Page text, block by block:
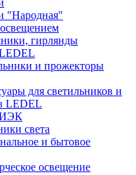
"Народная"
гирлянды
и прожекторы
для светильников и
LEDEL
ИЭК
света
и бытовое
освещение